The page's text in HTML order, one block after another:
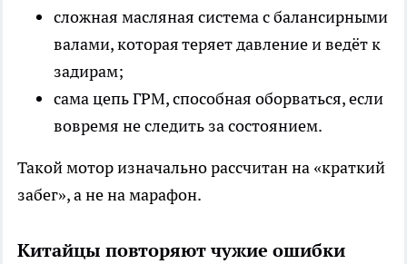
сложная масляная система с балансирными
валами, которая теряет давление и ведёт к
задирам;
сама цепь ГРМ, способная оборваться, если
вовремя не следить за состоянием.
Такой мотор изначально рассчитан на «краткий
забег», а не на марафон.
Китайцы повторяют чужие ошибки